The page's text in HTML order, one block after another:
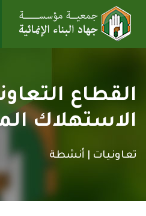
القطاع
الاستهلاك
تعاونيات | أنشطة